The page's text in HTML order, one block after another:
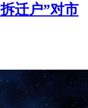
迁户”对市